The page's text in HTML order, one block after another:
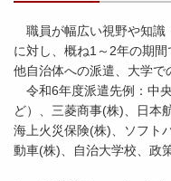
職員が幅広い視野や知識
に対し、概ね1～2年の期間
他自治体への派遣、大学で
令和6年度派遣先例：中
ど）、三菱商事(株)、日本
海上火災保険(株)、ソフト
動車(株)、自治大学校、政